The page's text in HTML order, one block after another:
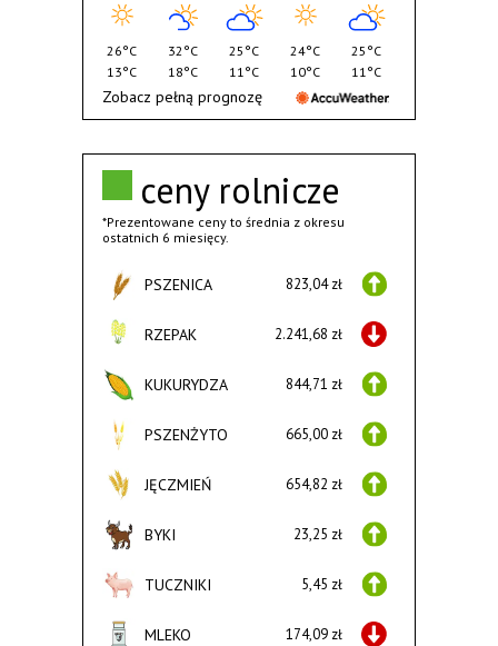
ceny rolnicze
*Prezentowane ceny to średnia z okresu
ostatnich 6 miesięcy.
PSZENICA 823,04 zł
RZEPAK 2.241,68 zł
KUKURYDZA 844,71 zł
PSZENŻYTO 665,00 zł
JĘCZMIEŃ 654,82 zł
BYKI 23,25 zł
TUCZNIKI 5,45 zł
MLEKO 174,09 zł
26°C
13°C
32°C
18°C
25°C
11°C
24°C
10°C
25°C
11°C
Zobacz pełną prognozę